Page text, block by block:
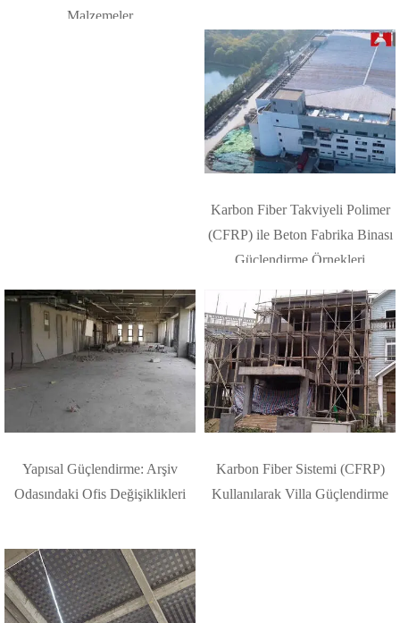
Malzemeler
Karbon Fiber Takviyeli Polimer
(CFRP) ile Beton Fabrika Binası
Güçlendirme Örnekleri
Yapısal Güçlendirme: Arşiv
Odasındaki Ofis Değişiklikleri
Karbon Fiber Sistemi (CFRP)
Kullanılarak Villa Güçlendirme